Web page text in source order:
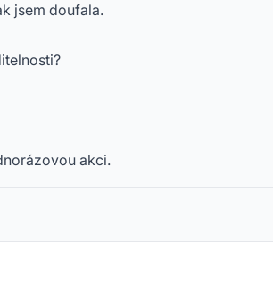
jsem doufala.
akci.